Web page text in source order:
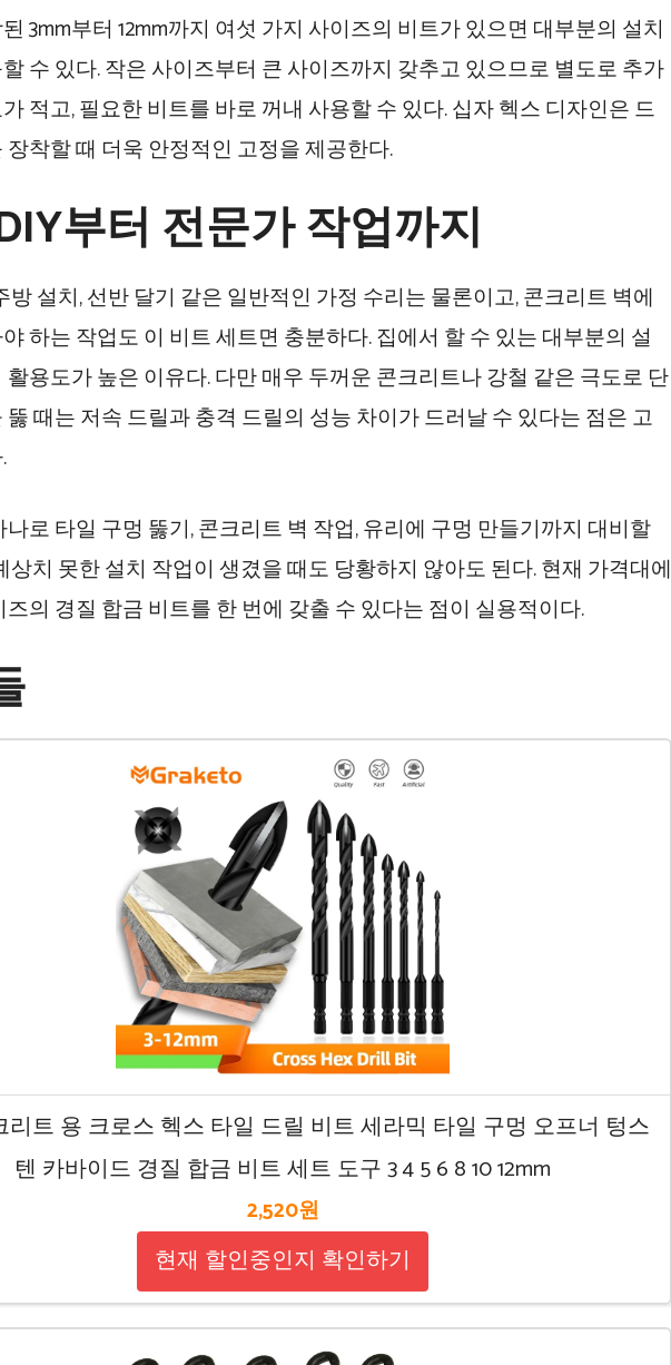
3mm부터 12mm까지 여섯 가지 사이즈의 비트가 있으면 대부분의 설치
수 있다. 작은 사이즈부터 큰 사이즈까지 갖추고 있으므로 별도로 추가
적고, 필요한 비트를 바로 꺼내 사용할 수 있다. 십자 헥스 디자인은 드
착할 때 더욱 안정적인 고정을 제공한다.
부터 전문가 작업까지
방 설치, 선반 달기 같은 일반적인 가정 수리는 물론이고, 콘크리트 벽에
하는 작업도 이 비트 세트면 충분하다. 집에서 할 수 있는 대부분의 설
용도가 높은 이유다. 다만 매우 두꺼운 콘크리트나 강철 같은 극도로 단
때는 저속 드릴과 충격 드릴의 성능 차이가 드러날 수 있다는 점은 고
로 타일 구멍 뚫기, 콘크리트 벽 작업, 유리에 구멍 만들기까지 대비할
상치 못한 설치 작업이 생겼을 때도 당황하지 않아도 된다. 현재 가격대에
의 경질 합금 비트를 한 번에 갖출 수 있다는 점이 실용적이다.
리트 용 크로스 헥스 타일 드릴 비트 세라믹 타일 구멍 오프너 텅스
텐 카바이드 경질 합금 비트 세트 도구 3 4 5 6 8 10 12mm
2,520원
현재 할인중인지 확인하기